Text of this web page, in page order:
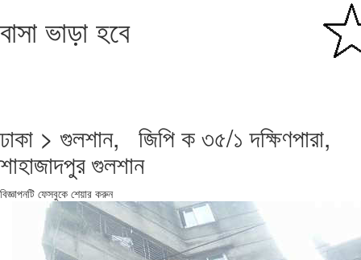
বাসা ভাড়া হবে
ঢাকা > গুলশান, জিপি ক ৩৫/১ দক্ষিণপারা,
শাহাজাদপুর গুলশান
বিজ্ঞাপনটি ফেসবুকে শেয়ার করুন